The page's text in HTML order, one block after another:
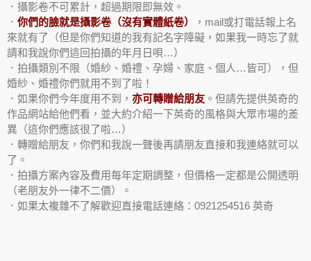
．攝影卷不可累計，超過期限即無效。
． 你們的臉就是攝影卷（沒有實體紙卷）
，mail或打電話報上名
來就有了（但是你們知道的我有記名字障礙，如果我一時忘了就
請和我說你們這回拍攝的年月日唄…）
．拍攝類別不限（婚紗、婚禮、孕婦、家庭、個人…皆可），但
婚紗、婚禮你們就用不到了啦！
．如果你們今年度用不到， 亦可轉贈給朋友 。但請先提供英奇的
作品網站給他們看，並大約介紹一下英奇的風格與大眾市場的差
異（這你們應該很了啦…）
．轉贈給朋友，你們和我說一聲後再請朋友直接和我連絡就可以
了。
．拍攝方案內容及費用每年定期調整，但價格一定都是公開透明
（老朋友外一律不二價）。
．如果太複雜不了解歡迎直接電話連絡：0921254516 英奇